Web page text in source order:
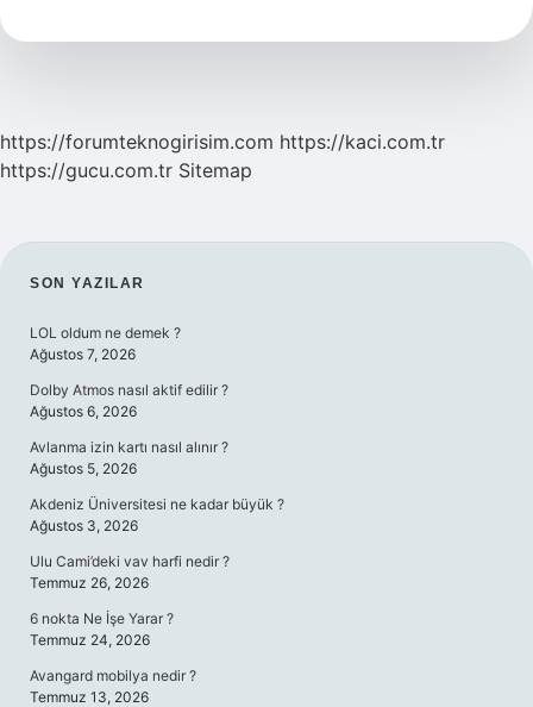
https://forumteknogirisim.com https://kaci.com.tr
https://gucu.com.tr Sitemap
SIDEBAR
SON YAZILAR
LOL oldum ne demek ?
Ağustos 7, 2026
Dolby Atmos nasıl aktif edilir ?
Ağustos 6, 2026
Avlanma izin kartı nasıl alınır ?
Ağustos 5, 2026
Akdeniz Üniversitesi ne kadar büyük ?
Ağustos 3, 2026
Ulu Cami’deki vav harfi nedir ?
Temmuz 26, 2026
6 nokta Ne İşe Yarar ?
Temmuz 24, 2026
Avangard mobilya nedir ?
Temmuz 13, 2026